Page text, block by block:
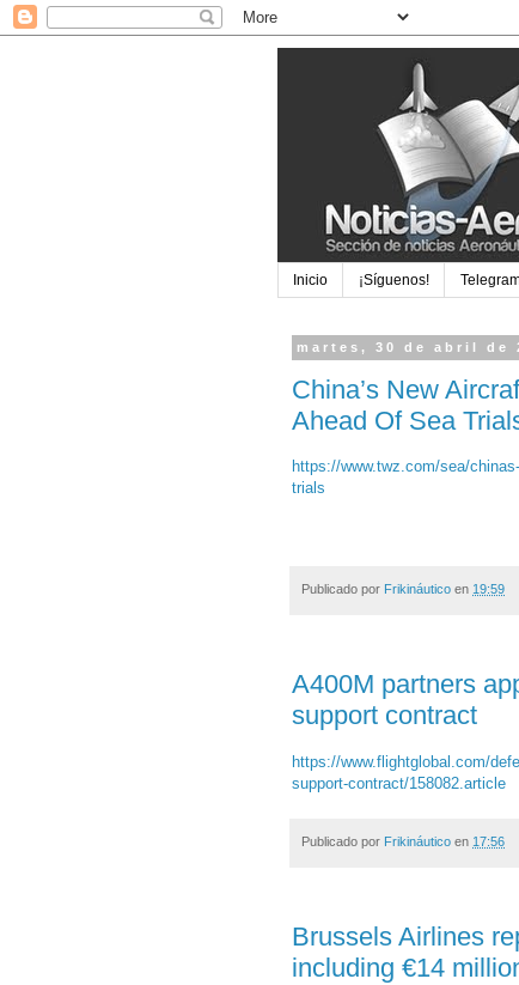
Inicio ¡Síguenos!
martes, 30 de abril de
China’s New
Ahead Of Sea
https://www.twz.com/sea/
trials
Publicado por Frikináutico en 19:59
A400M partners
support contract
https://www.flightglobal.com/
support-contract/158082.article
Publicado por Frikináutico en 17:56
Brussels Airlines
including €14